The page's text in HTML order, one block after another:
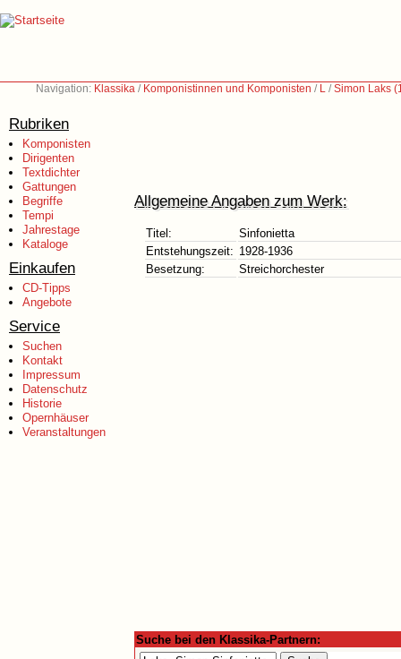
Navigation: Klassika / Komponistinnen und Komponisten / L /Simon Laks
Rubriken
Komponisten
Dirigenten
Textdichter
Gattungen
Begriffe
Tempi
Jahrestage
Kataloge
Einkaufen
CD-Tipps
Angebote
Service
Suchen
Kontakt
Impressum
Datenschutz
Historie
Opernhäuser
Veranstaltungen
Allgemeine Angaben zum Werk:
Titel:
Sinfonietta
Entstehungszeit: 1928-1936
Besetzung:
Streichorchester
Suche bei den Klassika-Partnern: